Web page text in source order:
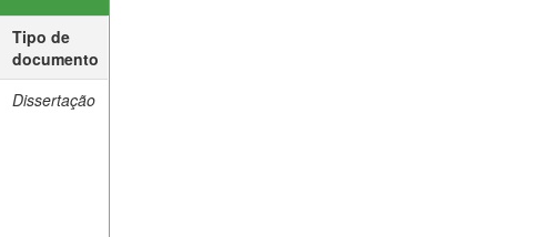
Tipo de
documento
Dissertação